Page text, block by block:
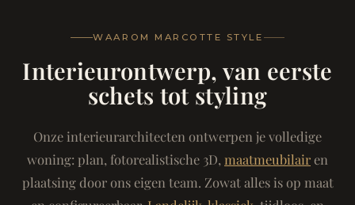
WAAROM MARCOTTE STYLE
Interieurontwerp, van eerste
schets tot styling
Onze interieurarchitecten ontwerpen je volledige
woning: plan, fotorealistische 3D, maatmeubilairen
plaatsing door ons eigen team. Zowat alles is op maat